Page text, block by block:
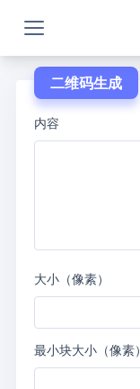
二维码生成
内容
大小（像素）
最小块大小（像素）